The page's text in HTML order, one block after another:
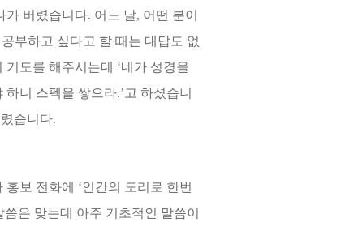
버렸습니다. 어느 날, 어떤 분이
부하고 싶다고 할 때는 대답도 없
도를 해주시는데 ‘네가 성경을
니 스펙을 쌓으라.’고 하셨습니
습니다.
보 전화에 ‘인간의 도리로 한번
은 맞는데 아주 기초적인 말씀이